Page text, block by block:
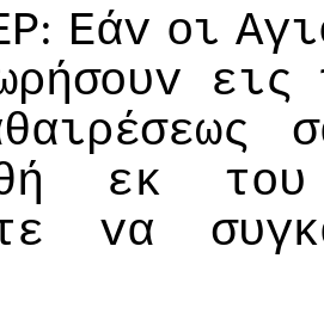
: Εάv oι
εις
εκ
τoυ
vα